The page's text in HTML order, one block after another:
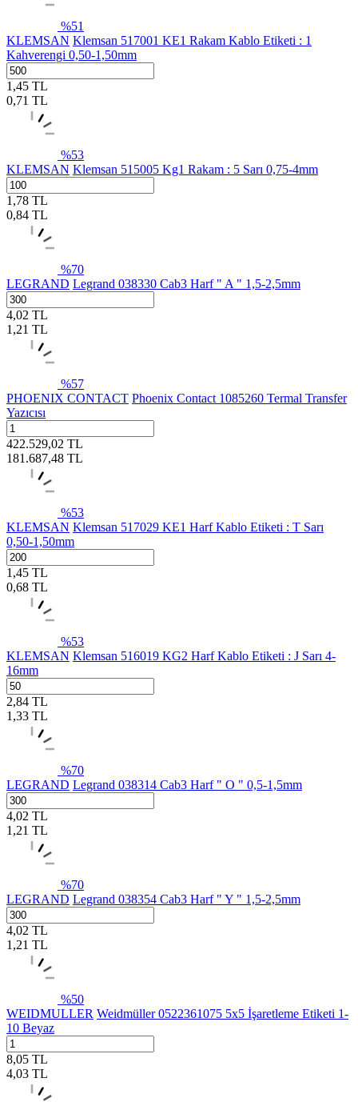
%51
KLEMSAN Klemsan 517001 KE1 Rakam Kablo Etiketi : 1
Kahverengi 0,50-1,50mm
1,45 TL
0,71 TL
%53
KLEMSAN Klemsan 515005 Kg1 Rakam : 5 Sarı 0,75-4mm
1,78 TL
0,84 TL
%70
LEGRAND Legrand 038330 Cab3 Harf " A " 1,5-2,5mm
4,02 TL
1,21 TL
%57
PHOENIX CONTACT Phoenix Contact 1085260 Termal Transfer
Yazıcısı
422.529,02 TL
181.687,48 TL
%53
KLEMSAN Klemsan 517029 KE1 Harf Kablo Etiketi : T Sarı
0,50-1,50mm
1,45 TL
0,68 TL
%53
KLEMSAN Klemsan 516019 KG2 Harf Kablo Etiketi : J Sarı 4-
16mm
2,84 TL
1,33 TL
%70
LEGRAND Legrand 038314 Cab3 Harf " O " 0,5-1,5mm
4,02 TL
1,21 TL
%70
LEGRAND Legrand 038354 Cab3 Harf " Y " 1,5-2,5mm
4,02 TL
1,21 TL
%50
WEIDMULLER Weidmüller 0522361075 5x5 İşaretleme Etiketi 1-
10 Beyaz
8,05 TL
4,03 TL